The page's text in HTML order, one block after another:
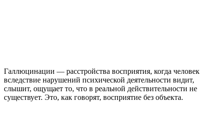
Галлюцинации — расстройства восприятия, когда человек
вследствие нарушений психической деятельности видит,
слышит, ощущает то, что в реальной действительности не
существует. Это, как говорят, восприятие без объекта.